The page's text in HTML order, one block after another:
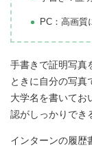
PC：高画質
手書きで証明写真
ときに自分の写真
大学名を書いてお
認がしっかりでき
インターンの履歴